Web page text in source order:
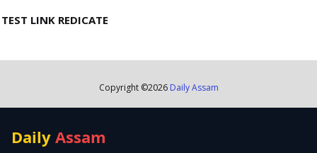
TEST LINK REDICATE
Copyright ©2026 Daily Assam
Daily Assam